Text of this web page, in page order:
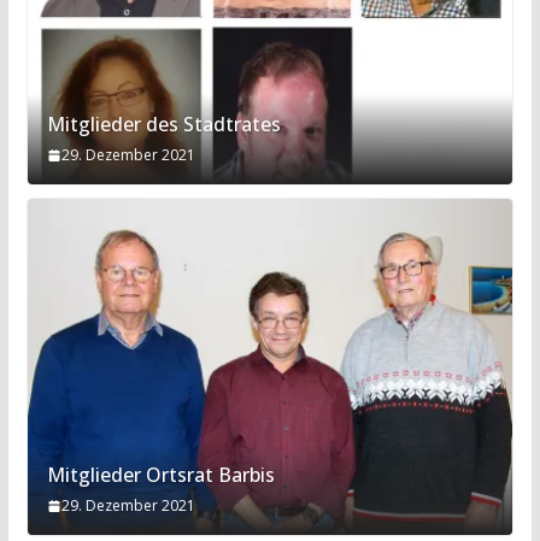
Mitglieder des Stadtrates
29. Dezember 2021
Mitglieder Ortsrat Barbis
29. Dezember 2021